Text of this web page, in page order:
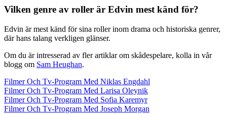
Vilken genre av roller är Edvin mest känd för?
Edvin är mest känd för sina roller inom drama och historiska genrer,
där hans talang verkligen glänser.
Om du är intresserad av fler artiklar om skådespelare, kolla in vår
blogg om Sam Heughan.
Filmer Och Tv-Program Med Niklas Engdahl
Filmer Och Tv-Program Med Larisa Oleynik
Filmer Och Tv-Program Med Sofia Karemyr
Filmer Och Tv-Program Med Joseph Morgan